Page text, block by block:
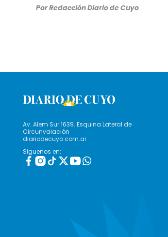
PorRedacción Diario de Cuyo
Av. Alem Sur 1639. Esquina Lateral de
Circunvalación
diariodecuyo.com.ar
Siguenos en: